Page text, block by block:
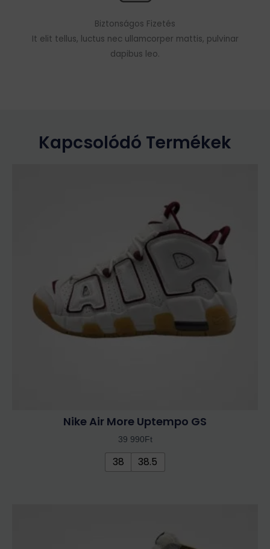
Biztonságos Fizetés
It elit tellus, luctus nec ullamcorper mattis, pulvinar
dapibus leo.
Kapcsolódó Termékek
Nike Air More Uptempo GS
39 990Ft
terméknek
variációja
van.
A
változatok
termékoldalon
választhatók
ki
38 38.5
terméknek